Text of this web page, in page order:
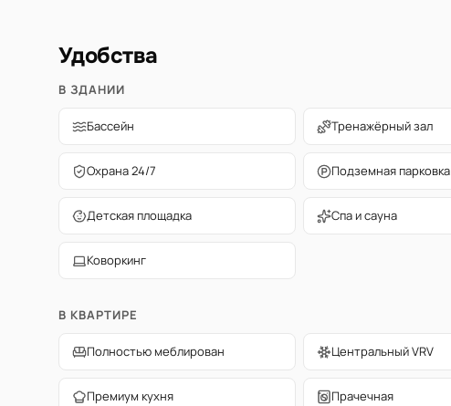
Удобства
В ЗДАНИИ
Бассейн Тренажёрный зал
Охрана 24/7 Подземная парковка
Детская площадка Спа и сауна
Коворкинг
В КВАРТИРЕ
Полностью меблирован Центральный VRV
Премиум кухня Прачечная